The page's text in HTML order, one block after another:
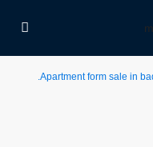
Apartment form sale in